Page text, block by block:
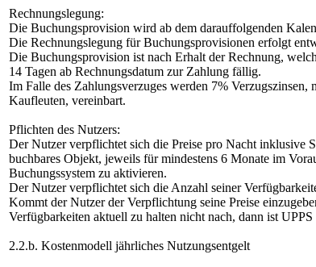
Rechnungslegung:
Die Buchungsprovision wird ab dem darauffolgenden
Die Rechnungslegung für Buchungsprovisionen erfolgt
Die Buchungsprovision ist nach Erhalt der Rechnung,
14 Tagen ab Rechnungsdatum zur Zahlung fällig.
Im Falle des Zahlungsverzuges werden 7% Verzugszinsen,
Kaufleuten, vereinbart.
Pflichten des Nutzers:
Der Nutzer verpflichtet sich die Preise pro Nacht inklusive
buchbares Objekt, jeweils für mindestens 6 Monate im
Buchungssystem zu aktivieren.
Der Nutzer verpflichtet sich die Anzahl seiner
Kommt der Nutzer der Verpflichtung seine Preise
Verfügbarkeiten aktuell zu halten nicht nach, dann ist
2.2.b. Kostenmodell jährliches Nutzungsentgelt